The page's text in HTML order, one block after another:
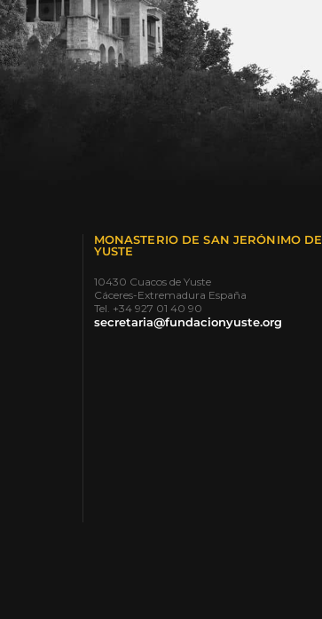
MONASTERIO DE SAN JERÓNIMO DE
YUSTE
10430 Cuacos de Yuste
Cáceres-Extremadura España
Tel. +34 927 01 40 90
secretaria@fundacionyuste.org